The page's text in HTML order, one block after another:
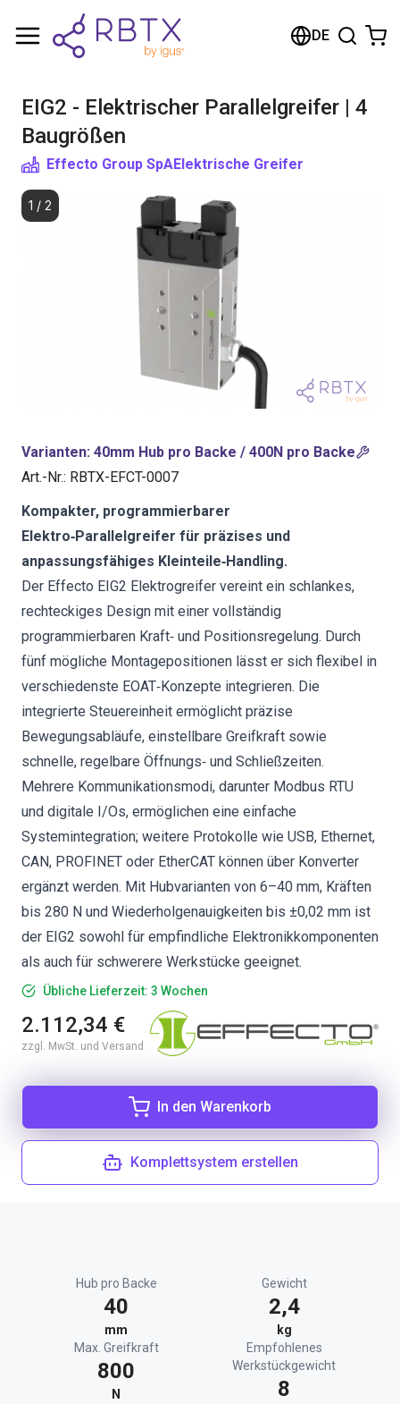
DE
EIG2 - Elektrischer Parallelgreifer | 4
Baugrößen
Effecto Group SpAElektrische Greifer
1 / 2
Varianten: 40mm Hub pro Backe / 400N pro Backe
Art.-Nr.: RBTX-EFCT-0007
Kompakter, programmierbarer
Elektro‑Parallelgreifer für präzises und
anpassungsfähiges Kleinteile‑Handling.
Der Effecto EIG2 Elektrogreifer vereint ein schlankes,
rechteckiges Design mit einer vollständig
programmierbaren Kraft‑ und Positionsregelung. Durch
fünf mögliche Montagepositionen lässt er sich flexibel in
verschiedenste EOAT‑Konzepte integrieren. Die
integrierte Steuereinheit ermöglicht präzise
Bewegungsabläufe, einstellbare Greifkraft sowie
schnelle, regelbare Öffnungs‑ und Schließzeiten.
Mehrere Kommunikationsmodi, darunter Modbus RTU
und digitale I/Os, ermöglichen eine einfache
Systemintegration; weitere Protokolle wie USB, Ethernet,
CAN, PROFINET oder EtherCAT können über Konverter
ergänzt werden. Mit Hubvarianten von 6–40 mm, Kräften
bis 280 N und Wiederholgenauigkeiten bis ±0,02 mm ist
der EIG2 sowohl für empfindliche Elektronikkomponenten
als auch für schwerere Werkstücke geeignet.
Übliche Lieferzeit: 3 Wochen
2.112,34 €
zzgl. MwSt. und Versand
In den Warenkorb
Komplettsystem erstellen
Hub pro Backe
40
mm
Gewicht
2,4
kg
Max. Greifkraft
800
N
Empfohlenes
Werkstückgewicht
8
Warenkorb
Im Shop stöbern